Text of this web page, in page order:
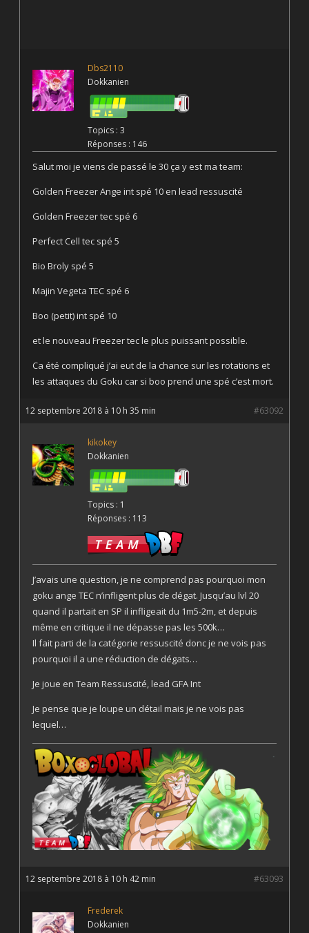
Dbs2110
Dokkanien
Topics : 3
Réponses : 146
Salut moi je viens de passé le 30 ça y est ma team:
Golden Freezer Ange int spé 10 en lead ressuscité
Golden Freezer tec spé 6
Perfect Cell tec spé 5
Bio Broly spé 5
Majin Vegeta TEC spé 6
Boo (petit) int spé 10
et le nouveau Freezer tec le plus puissant possible.
Ca été compliqué j’ai eut de la chance sur les rotations et
les attaques du Goku car si boo prend une spé c’est mort.
12 septembre 2018 à 10 h 35 min #63092
kikokey
Dokkanien
Topics : 1
Réponses : 113
J’avais une question, je ne comprend pas pourquoi mon
goku ange TEC n’infligent plus de dégat. Jusqu’au lvl 20
quand il partait en SP il infligeait du 1m5-2m, et depuis
même en critique il ne dépasse pas les 500k…
Il fait parti de la catégorie ressuscité donc je ne vois pas
pourquoi il a une réduction de dégats…
Je joue en Team Ressuscité, lead GFA Int
Je pense que je loupe un détail mais je ne vois pas
lequel…
12 septembre 2018 à 10 h 42 min #63093
Frederek
Dokkanien